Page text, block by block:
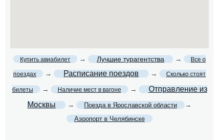
Купить авиабилет → Лучшие турагентства → Все о
поездах → Расписание поездов → Сколько стоят
билеты → Наличие мест в вагоне →
Отправление из
Москвы
→ Поезда в Ярославской области →
Аэропорт в Челябинске